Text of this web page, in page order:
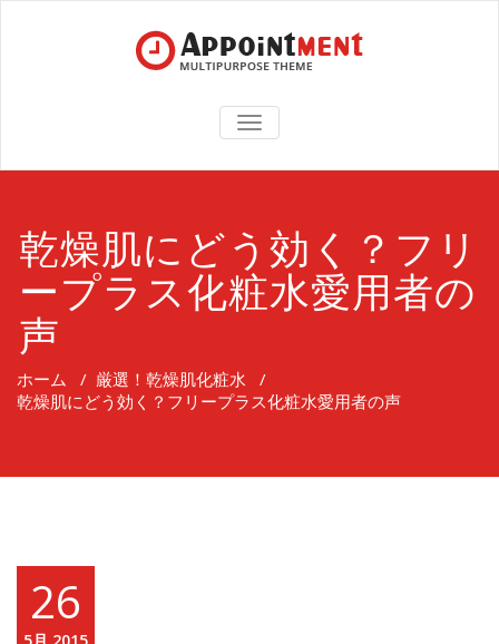
TOGGLE
NAVIGATION
乾燥肌にどう効く？フリ
ープラス化粧水愛用者の
声
ホーム / 厳選！乾燥肌化粧水 /
乾燥肌にどう効く？フリープラス化粧水愛用者の声
26